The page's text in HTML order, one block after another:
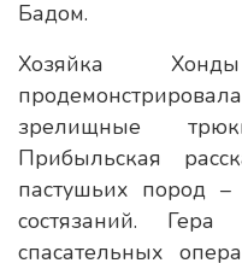
Бадом.
Хозяйка
зрелищные
Прибыльская
пастушьих пород –
состязаний.
спасательных